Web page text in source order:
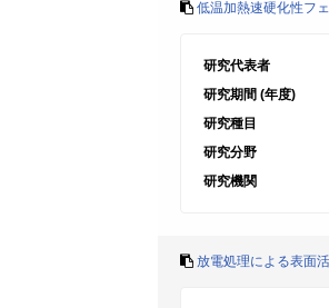
低温加熱速硬化性フ
研究代表者
研究期間 (年度)
研究種目
研究分野
研究機関
放電処理による表面